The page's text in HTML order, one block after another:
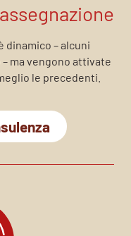
dinamico – alcuni
ma vengono attivate
le precedenti.